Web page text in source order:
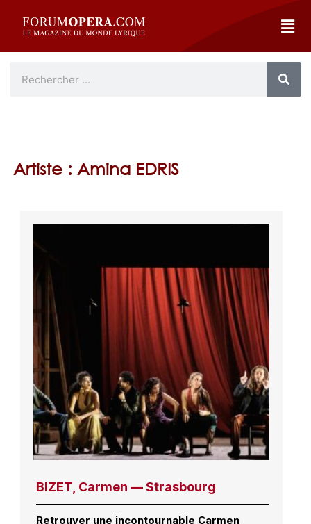
Artiste : Amina EDRIS
BIZET, Carmen — Strasbourg
Retrouver une incontournable Carmen